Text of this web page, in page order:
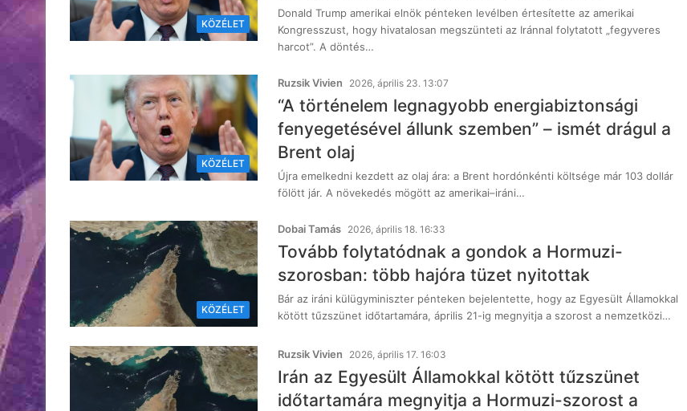
KÖZÉLET
Donald Trump amerikai elnök pénteken levélben értesítette az amerikai
Kongresszust, hogy hivatalosan megszünteti az Iránnal folytatott „fegyveres
harcot”. A döntés…
KÖZÉLET
Ruzsik Vivien 2026, április 23. 13:07
“A történelem legnagyobb energiabiztonsági
fenyegetésével állunk szemben” – ismét drágul a
Brent olaj
Újra emelkedni kezdett az olaj ára: a Brent hordónkénti költsége már 103 dollár
fölött jár. A növekedés mögött az amerikai–iráni…
KÖZÉLET
Dobai Tamás 2026, április 18. 16:33
Tovább folytatódnak a gondok a Hormuzi-
szorosban: több hajóra tüzet nyitottak
Bár az iráni külügyminiszter pénteken bejelentette, hogy az Egyesült Államokkal
kötött tűzszünet időtartamára, április 21-ig megnyitja a szorost a nemzetközi…
Ruzsik Vivien 2026, április 17. 16:03
Irán az Egyesült Államokkal kötött tűzszünet
időtartamára megnyitja a Hormuzi-szorost a